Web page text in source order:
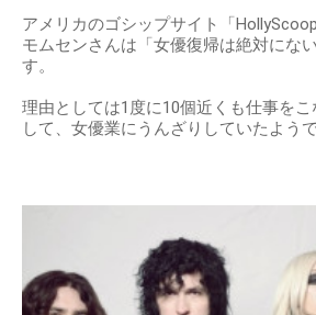
アメリカのゴシップサイト「
モムセンさんは「女優復帰は絶対にな
す。
理由としては1度に10個近くも仕事を
して、女優業にうんざりしていたようで